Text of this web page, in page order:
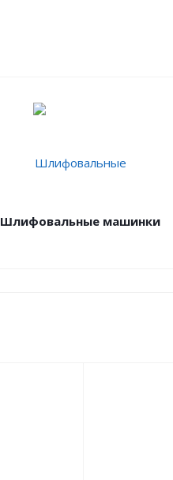
Шлифовальные машинки